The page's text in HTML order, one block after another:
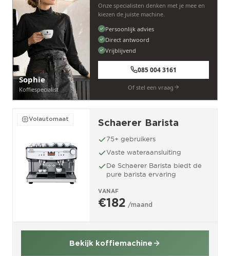
Sophie
Koffiespecialist
Onze specialisten denken met je mee en
kiezen de juiste machine.
Persoonlijk advies
Direct antwoord
Vrijblijvend
085 004 3161
Of stel een vraag
Volautomaat Schaerer Barista
75+ gebruikers
Vaste wateraansluiting
De Schaerer Barista biedt de
pure barista ervaring
VANAF
€182 /maand
Bekijk koffiemachine